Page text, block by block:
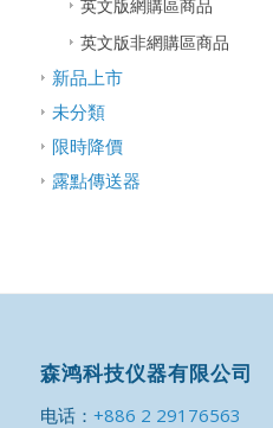
英文版網購區商品
英文版非網購區商品
新品上市
未分類
限時降價
露點傳送器
森鸿科技仪器有限公司
电话： +886 2 29176563